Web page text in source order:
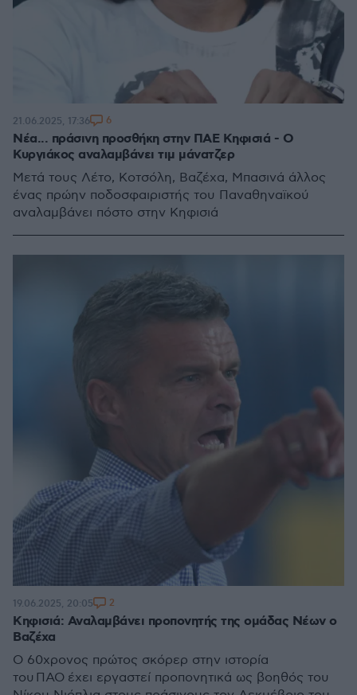
Νέα... πράσινη προσθήκη στην ΠΑΕ Κηφισιά - Ο
Κυργιάκος αναλαμβάνει τιμ μάνατζερ
Μετά τους Λέτο, Κοτσόλη, Βαζέχα, Μπασινά άλλος
ένας πρώην ποδοσφαιριστής του Παναθηναϊκού
αναλαμβάνει πόστο στην Κηφισιά
21.06.2025, 17:36 6
Κηφισιά: Αναλαμβάνει προπονητής της ομάδας Νέων ο
Βαζέχα
O 60χρονος πρώτος σκόρερ στην ιστορία
του ΠΑΟ έχει εργαστεί προπονητικά ως βοηθός του
19.06.2025, 20:05 2